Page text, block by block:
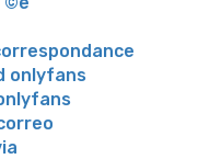
onlyfans